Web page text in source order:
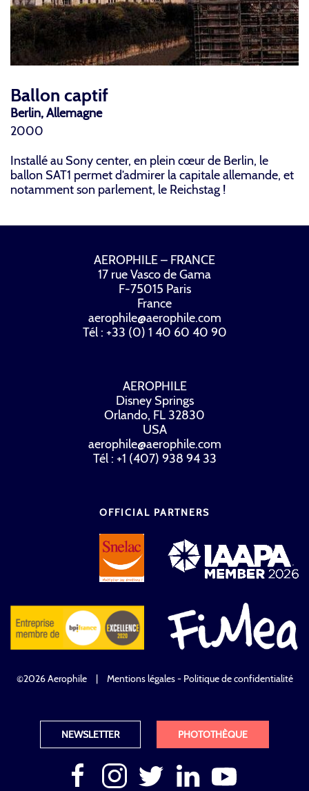
Ballon captif
Berlin, Allemagne
2000
Installé au Sony center, en plein cœur de Berlin, le
ballon SAT1 permet d’admirer la capitale allemande, et
notamment son parlement, le Reichstag !
AEROPHILE – FRANCE
17 rue Vasco de Gama
F-75015 Paris
France
aerophile@aerophile.com
Tél : +33 (0) 1 40 60 40 90
AEROPHILE
Disney Springs
Orlando, FL 32830
USA
aerophile@aerophile.com
Tél : +1 (407) 938 94 33
OFFICIAL PARTNERS
©2026 Aerophile | Mentions légales - Politique de confidentialité
NEWSLETTER PHOTOTHÈQUE